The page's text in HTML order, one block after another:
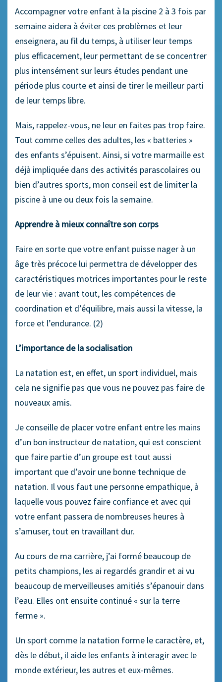
Accompagner votre enfant à la piscine 2 à 3 fois par
semaine aidera à éviter ces problèmes et leur
enseignera, au fil du temps, à utiliser leur temps
plus efficacement, leur permettant de se concentrer
plus intensément sur leurs études pendant une
période plus courte et ainsi de tirer le meilleur parti
de leur temps libre.
Mais, rappelez-vous, ne leur en faites pas trop faire.
Tout comme celles des adultes, les « batteries »
des enfants s’épuisent. Ainsi, si votre marmaille est
déjà impliquée dans des activités parascolaires ou
bien d’autres sports, mon conseil est de limiter la
piscine à une ou deux fois la semaine.
Apprendre à mieux connaître son corps
Faire en sorte que votre enfant puisse nager à un
âge très précoce lui permettra de développer des
caractéristiques motrices importantes pour le reste
de leur vie : avant tout, les compétences de
coordination et d’équilibre, mais aussi la vitesse, la
force et l’endurance. (2)
L’importance de la socialisation
La natation est, en effet, un sport individuel, mais
cela ne signifie pas que vous ne pouvez pas faire de
nouveaux amis.
Je conseille de placer votre enfant entre les mains
d’un bon instructeur de natation, qui est conscient
que faire partie d’un groupe est tout aussi
important que d’avoir une bonne technique de
natation. Il vous faut une personne empathique, à
laquelle vous pouvez faire confiance et avec qui
votre enfant passera de nombreuses heures à
s’amuser, tout en travaillant dur.
Au cours de ma carrière, j’ai formé beaucoup de
petits champions, les ai regardés grandir et ai vu
beaucoup de merveilleuses amitiés s’épanouir dans
l’eau. Elles ont ensuite continué « sur la terre
ferme ».
Un sport comme la natation forme le caractère, et,
dès le début, il aide les enfants à interagir avec le
monde extérieur, les autres et eux-mêmes.